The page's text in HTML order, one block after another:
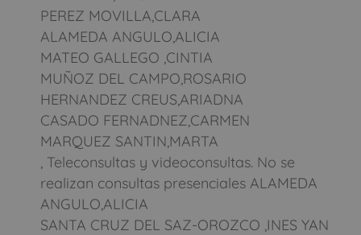
PEREZ MOVILLA,CLARA
ALAMEDA ANGULO,ALICIA
MATEO GALLEGO ,CINTIA
MUÑOZ DEL CAMPO,ROSARIO
HERNANDEZ CREUS,ARIADNA
CASADO FERNADNEZ,CARMEN
MARQUEZ SANTIN,MARTA
, Teleconsultas y videoconsultas. No se
realizan consultas presenciales ALAMEDA
ANGULO,ALICIA
SANTA CRUZ DEL SAZ-OROZCO ,INES YAN